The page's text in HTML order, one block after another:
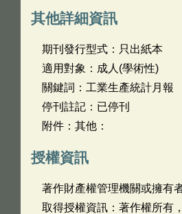
其他詳細資訊
期刊發行型式：只出紙本
適用對象：成人(學術性)
關鍵詞：工業生產統計月報
停刊註記：已停刊
附件：其他：
授權資訊
著作財產權管理機關或擁有
取得授權資訊：著作權所有